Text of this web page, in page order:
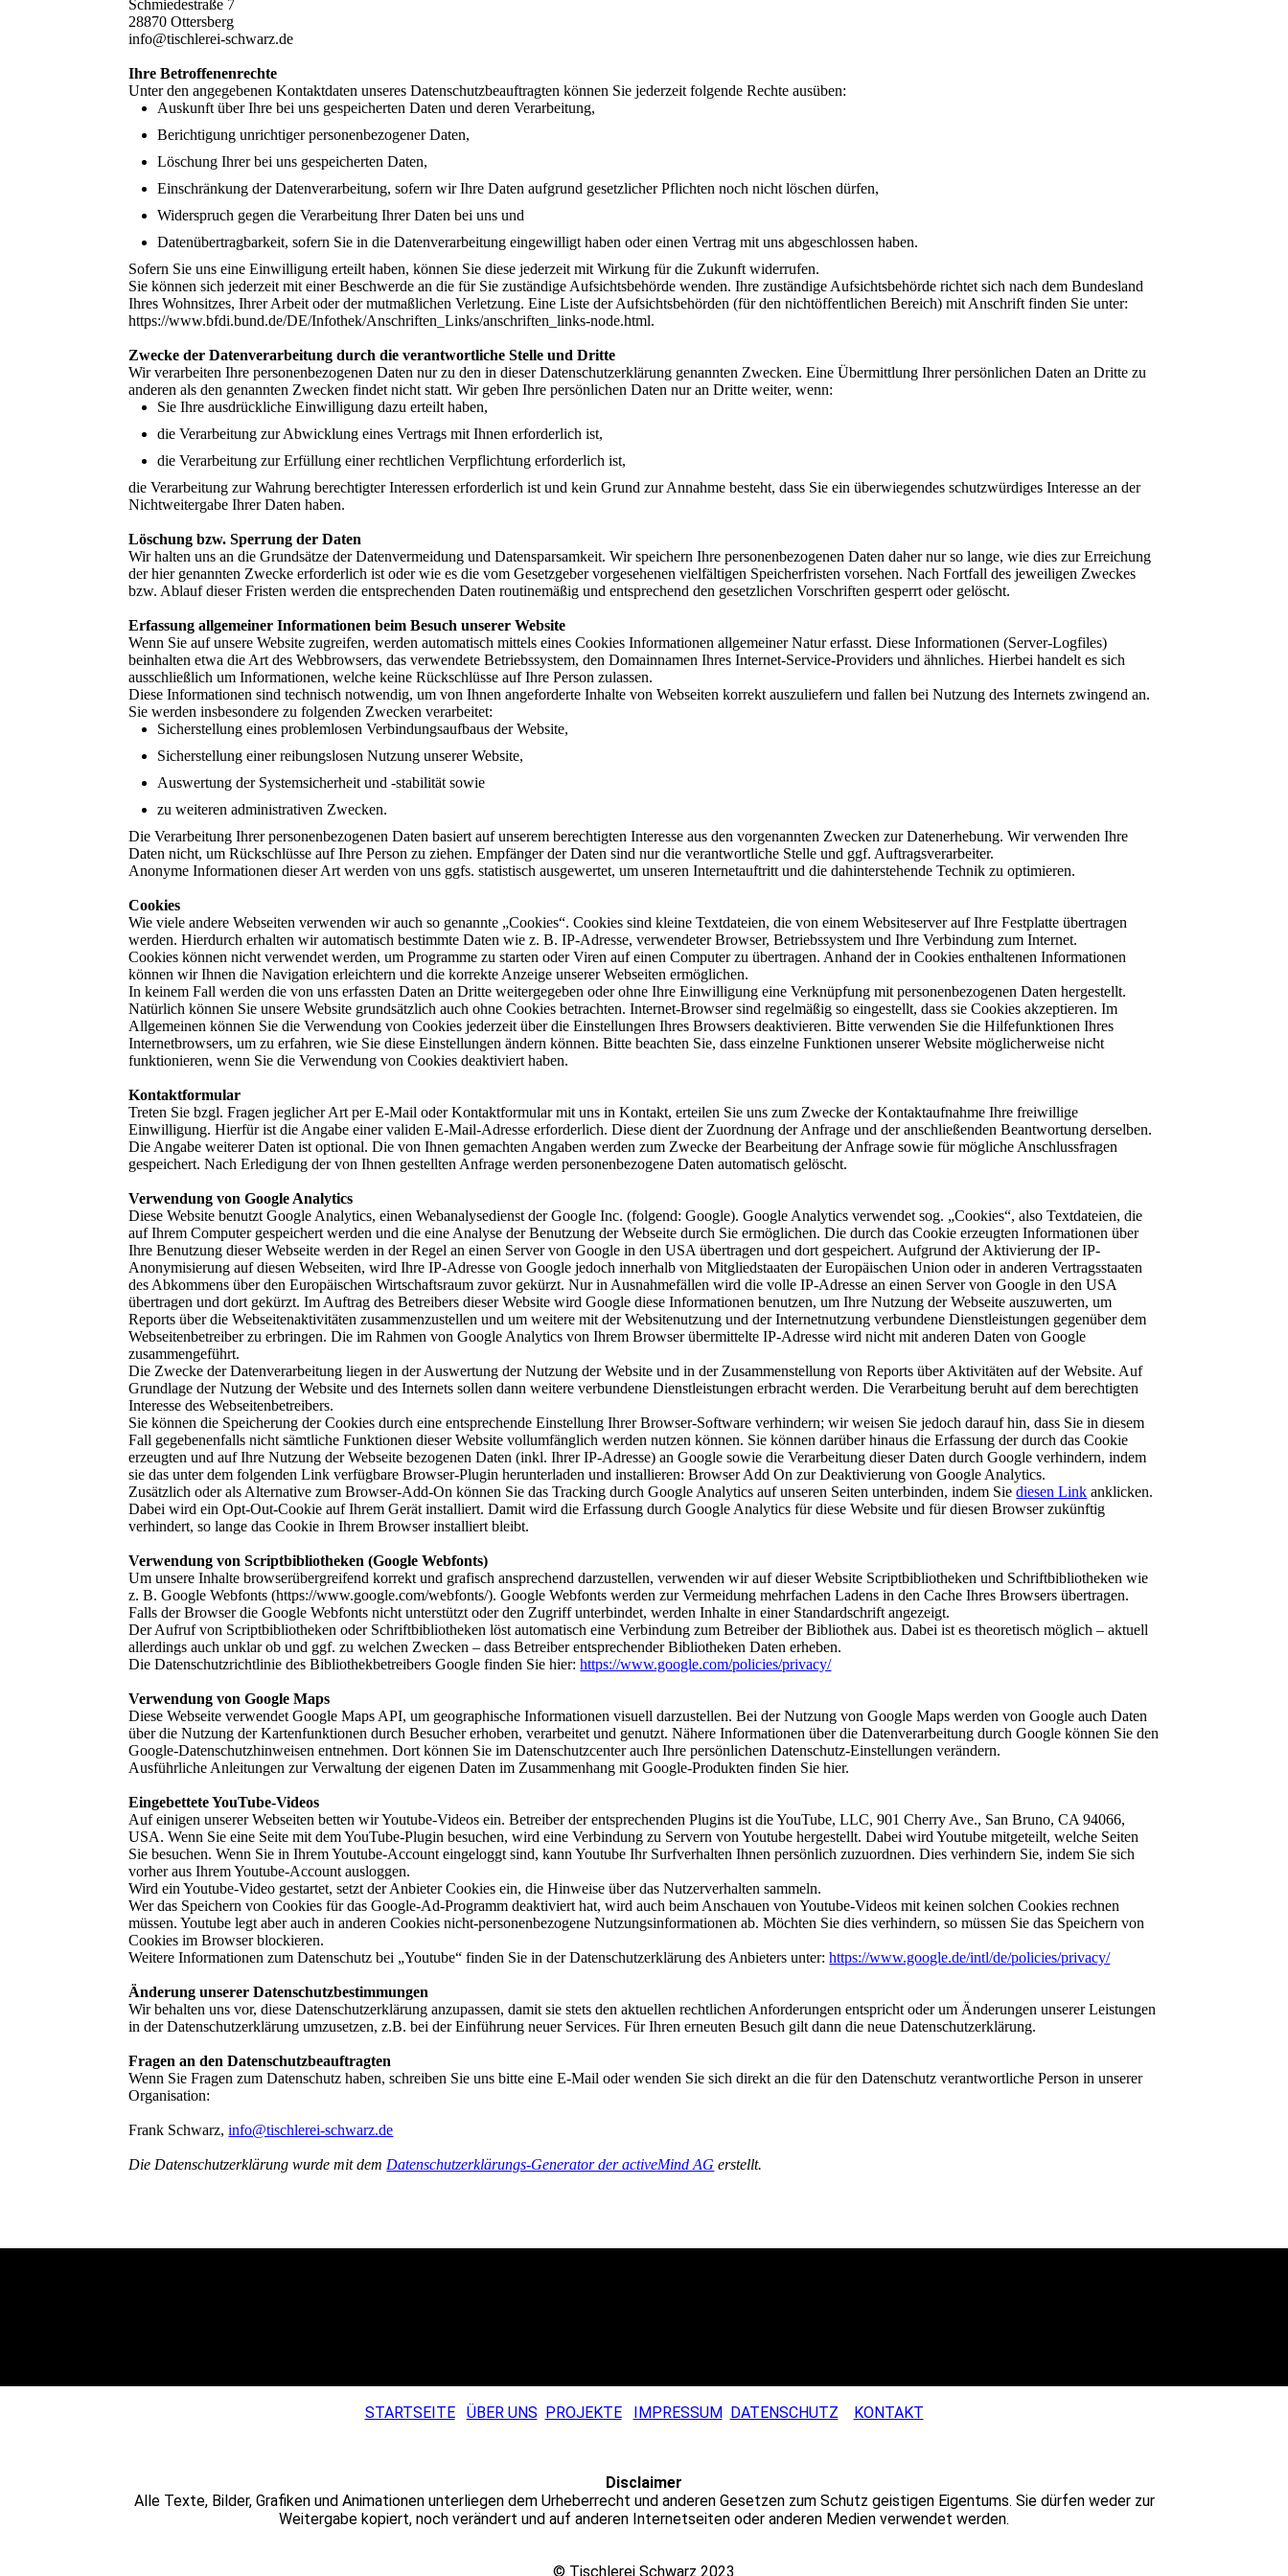
Schmiedestraße 7
28870 Ottersberg
info@tischlerei-schwarz.de
Ihre Betroffenenrechte
Unter den angegebenen Kontaktdaten unseres Datenschutzbeauftragten können Sie jederzeit folgende Rechte ausüben:
Auskunft über Ihre bei uns gespeicherten Daten und deren Verarbeitung,
Berichtigung unrichtiger personenbezogener Daten,
Löschung Ihrer bei uns gespeicherten Daten,
Einschränkung der Datenverarbeitung, sofern wir Ihre Daten aufgrund gesetzlicher Pflichten noch nicht löschen dürfen,
Widerspruch gegen die Verarbeitung Ihrer Daten bei uns und
Datenübertragbarkeit, sofern Sie in die Datenverarbeitung eingewilligt haben oder einen Vertrag mit uns abgeschlossen haben.
Sofern Sie uns eine Einwilligung erteilt haben, können Sie diese jederzeit mit Wirkung für die Zukunft widerrufen.
Sie können sich jederzeit mit einer Beschwerde an die für Sie zuständige Aufsichtsbehörde wenden. Ihre zuständige Aufsichtsbehörde richtet sich nach dem Bundesland
Ihres Wohnsitzes, Ihrer Arbeit oder der mutmaßlichen Verletzung. Eine Liste der Aufsichtsbehörden (für den nichtöffentlichen Bereich) mit Anschrift finden Sie unter:
https://www.bfdi.bund.de/DE/Infothek/Anschriften_Links/anschriften_links-node.html.
Zwecke der Datenverarbeitung durch die verantwortliche Stelle und Dritte
Wir verarbeiten Ihre personenbezogenen Daten nur zu den in dieser Datenschutzerklärung genannten Zwecken. Eine Übermittlung Ihrer persönlichen Daten an Dritte zu
anderen als den genannten Zwecken findet nicht statt. Wir geben Ihre persönlichen Daten nur an Dritte weiter, wenn:
Sie Ihre ausdrückliche Einwilligung dazu erteilt haben,
die Verarbeitung zur Abwicklung eines Vertrags mit Ihnen erforderlich ist,
die Verarbeitung zur Erfüllung einer rechtlichen Verpflichtung erforderlich ist,
die Verarbeitung zur Wahrung berechtigter Interessen erforderlich ist und kein Grund zur Annahme besteht, dass Sie ein überwiegendes schutzwürdiges Interesse an der
Nichtweitergabe Ihrer Daten haben.
Löschung bzw. Sperrung der Daten
Wir halten uns an die Grundsätze der Datenvermeidung und Datensparsamkeit. Wir speichern Ihre personenbezogenen Daten daher nur so lange, wie dies zur Erreichung
der hier genannten Zwecke erforderlich ist oder wie es die vom Gesetzgeber vorgesehenen vielfältigen Speicherfristen vorsehen. Nach Fortfall des jeweiligen Zweckes
bzw. Ablauf dieser Fristen werden die entsprechenden Daten routinemäßig und entsprechend den gesetzlichen Vorschriften gesperrt oder gelöscht.
Erfassung allgemeiner Informationen beim Besuch unserer Website
Wenn Sie auf unsere Website zugreifen, werden automatisch mittels eines Cookies Informationen allgemeiner Natur erfasst. Diese Informationen (Server-Logfiles)
beinhalten etwa die Art des Webbrowsers, das verwendete Betriebssystem, den Domainnamen Ihres Internet-Service-Providers und ähnliches. Hierbei handelt es sich
ausschließlich um Informationen, welche keine Rückschlüsse auf Ihre Person zulassen.
Diese Informationen sind technisch notwendig, um von Ihnen angeforderte Inhalte von Webseiten korrekt auszuliefern und fallen bei Nutzung des Internets zwingend an.
Sie werden insbesondere zu folgenden Zwecken verarbeitet:
Sicherstellung eines problemlosen Verbindungsaufbaus der Website,
Sicherstellung einer reibungslosen Nutzung unserer Website,
Auswertung der Systemsicherheit und -stabilität sowie
zu weiteren administrativen Zwecken.
Die Verarbeitung Ihrer personenbezogenen Daten basiert auf unserem berechtigten Interesse aus den vorgenannten Zwecken zur Datenerhebung. Wir verwenden Ihre
Daten nicht, um Rückschlüsse auf Ihre Person zu ziehen. Empfänger der Daten sind nur die verantwortliche Stelle und ggf. Auftragsverarbeiter.
Anonyme Informationen dieser Art werden von uns ggfs. statistisch ausgewertet, um unseren Internetauftritt und die dahinterstehende Technik zu optimieren.
Cookies
Wie viele andere Webseiten verwenden wir auch so genannte „Cookies“. Cookies sind kleine Textdateien, die von einem Websiteserver auf Ihre Festplatte übertragen
werden. Hierdurch erhalten wir automatisch bestimmte Daten wie z. B. IP-Adresse, verwendeter Browser, Betriebssystem und Ihre Verbindung zum Internet.
Cookies können nicht verwendet werden, um Programme zu starten oder Viren auf einen Computer zu übertragen. Anhand der in Cookies enthaltenen Informationen
können wir Ihnen die Navigation erleichtern und die korrekte Anzeige unserer Webseiten ermöglichen.
In keinem Fall werden die von uns erfassten Daten an Dritte weitergegeben oder ohne Ihre Einwilligung eine Verknüpfung mit personenbezogenen Daten hergestellt.
Natürlich können Sie unsere Website grundsätzlich auch ohne Cookies betrachten. Internet-Browser sind regelmäßig so eingestellt, dass sie Cookies akzeptieren. Im
Allgemeinen können Sie die Verwendung von Cookies jederzeit über die Einstellungen Ihres Browsers deaktivieren. Bitte verwenden Sie die Hilfefunktionen Ihres
Internetbrowsers, um zu erfahren, wie Sie diese Einstellungen ändern können. Bitte beachten Sie, dass einzelne Funktionen unserer Website möglicherweise nicht
funktionieren, wenn Sie die Verwendung von Cookies deaktiviert haben.
Kontaktformular
Treten Sie bzgl. Fragen jeglicher Art per E-Mail oder Kontaktformular mit uns in Kontakt, erteilen Sie uns zum Zwecke der Kontaktaufnahme Ihre freiwillige
Einwilligung. Hierfür ist die Angabe einer validen E-Mail-Adresse erforderlich. Diese dient der Zuordnung der Anfrage und der anschließenden Beantwortung derselben.
Die Angabe weiterer Daten ist optional. Die von Ihnen gemachten Angaben werden zum Zwecke der Bearbeitung der Anfrage sowie für mögliche Anschlussfragen
gespeichert. Nach Erledigung der von Ihnen gestellten Anfrage werden personenbezogene Daten automatisch gelöscht.
Verwendung von Google Analytics
Diese Website benutzt Google Analytics, einen Webanalysedienst der Google Inc. (folgend: Google). Google Analytics verwendet sog. „Cookies“, also Textdateien, die
auf Ihrem Computer gespeichert werden und die eine Analyse der Benutzung der Webseite durch Sie ermöglichen. Die durch das Cookie erzeugten Informationen über
Ihre Benutzung dieser Webseite werden in der Regel an einen Server von Google in den USA übertragen und dort gespeichert. Aufgrund der Aktivierung der IP-
Anonymisierung auf diesen Webseiten, wird Ihre IP-Adresse von Google jedoch innerhalb von Mitgliedstaaten der Europäischen Union oder in anderen Vertragsstaaten
des Abkommens über den Europäischen Wirtschaftsraum zuvor gekürzt. Nur in Ausnahmefällen wird die volle IP-Adresse an einen Server von Google in den USA
übertragen und dort gekürzt. Im Auftrag des Betreibers dieser Website wird Google diese Informationen benutzen, um Ihre Nutzung der Webseite auszuwerten, um
Reports über die Webseitenaktivitäten zusammenzustellen und um weitere mit der Websitenutzung und der Internetnutzung verbundene Dienstleistungen gegenüber dem
Webseitenbetreiber zu erbringen. Die im Rahmen von Google Analytics von Ihrem Browser übermittelte IP-Adresse wird nicht mit anderen Daten von Google
zusammengeführt.
Die Zwecke der Datenverarbeitung liegen in der Auswertung der Nutzung der Website und in der Zusammenstellung von Reports über Aktivitäten auf der Website. Auf
Grundlage der Nutzung der Website und des Internets sollen dann weitere verbundene Dienstleistungen erbracht werden. Die Verarbeitung beruht auf dem berechtigten
Interesse des Webseitenbetreibers.
Sie können die Speicherung der Cookies durch eine entsprechende Einstellung Ihrer Browser-Software verhindern; wir weisen Sie jedoch darauf hin, dass Sie in diesem
Fall gegebenenfalls nicht sämtliche Funktionen dieser Website vollumfänglich werden nutzen können. Sie können darüber hinaus die Erfassung der durch das Cookie
erzeugten und auf Ihre Nutzung der Webseite bezogenen Daten (inkl. Ihrer IP-Adresse) an Google sowie die Verarbeitung dieser Daten durch Google verhindern, indem
sie das unter dem folgenden Link verfügbare Browser-Plugin herunterladen und installieren: Browser Add On zur Deaktivierung von Google Analytics.
Zusätzlich oder als Alternative zum Browser-Add-On können Sie das Tracking durch Google Analytics auf unseren Seiten unterbinden, indem Siediesen Link anklicken.
Dabei wird ein Opt-Out-Cookie auf Ihrem Gerät installiert. Damit wird die Erfassung durch Google Analytics für diese Website und für diesen Browser zukünftig
verhindert, so lange das Cookie in Ihrem Browser installiert bleibt.
Verwendung von Scriptbibliotheken (Google Webfonts)
Um unsere Inhalte browserübergreifend korrekt und grafisch ansprechend darzustellen, verwenden wir auf dieser Website Scriptbibliotheken und Schriftbibliotheken wie
z. B. Google Webfonts (https://www.google.com/webfonts/). Google Webfonts werden zur Vermeidung mehrfachen Ladens in den Cache Ihres Browsers übertragen.
Falls der Browser die Google Webfonts nicht unterstützt oder den Zugriff unterbindet, werden Inhalte in einer Standardschrift angezeigt.
Der Aufruf von Scriptbibliotheken oder Schriftbibliotheken löst automatisch eine Verbindung zum Betreiber der Bibliothek aus. Dabei ist es theoretisch möglich – aktuell
allerdings auch unklar ob und ggf. zu welchen Zwecken – dass Betreiber entsprechender Bibliotheken Daten erheben.
Die Datenschutzrichtlinie des Bibliothekbetreibers Google finden Sie hier:https://www.google.com/policies/privacy/
Verwendung von Google Maps
Diese Webseite verwendet Google Maps API, um geographische Informationen visuell darzustellen. Bei der Nutzung von Google Maps werden von Google auch Daten
über die Nutzung der Kartenfunktionen durch Besucher erhoben, verarbeitet und genutzt. Nähere Informationen über die Datenverarbeitung durch Google können Sie den
Google-Datenschutzhinweisen entnehmen. Dort können Sie im Datenschutzcenter auch Ihre persönlichen Datenschutz-Einstellungen verändern.
Ausführliche Anleitungen zur Verwaltung der eigenen Daten im Zusammenhang mit Google-Produkten finden Sie hier.
Eingebettete YouTube-Videos
Auf einigen unserer Webseiten betten wir Youtube-Videos ein. Betreiber der entsprechenden Plugins ist die YouTube, LLC, 901 Cherry Ave., San Bruno, CA 94066,
USA. Wenn Sie eine Seite mit dem YouTube-Plugin besuchen, wird eine Verbindung zu Servern von Youtube hergestellt. Dabei wird Youtube mitgeteilt, welche Seiten
Sie besuchen. Wenn Sie in Ihrem Youtube-Account eingeloggt sind, kann Youtube Ihr Surfverhalten Ihnen persönlich zuzuordnen. Dies verhindern Sie, indem Sie sich
vorher aus Ihrem Youtube-Account ausloggen.
Wird ein Youtube-Video gestartet, setzt der Anbieter Cookies ein, die Hinweise über das Nutzerverhalten sammeln.
Wer das Speichern von Cookies für das Google-Ad-Programm deaktiviert hat, wird auch beim Anschauen von Youtube-Videos mit keinen solchen Cookies rechnen
müssen. Youtube legt aber auch in anderen Cookies nicht-personenbezogene Nutzungsinformationen ab. Möchten Sie dies verhindern, so müssen Sie das Speichern von
Cookies im Browser blockieren.
Weitere Informationen zum Datenschutz bei „Youtube“ finden Sie in der Datenschutzerklärung des Anbieters unter:https://www.google.de/intl/de/policies/privacy/
Änderung unserer Datenschutzbestimmungen
Wir behalten uns vor, diese Datenschutzerklärung anzupassen, damit sie stets den aktuellen rechtlichen Anforderungen entspricht oder um Änderungen unserer Leistungen
in der Datenschutzerklärung umzusetzen, z.B. bei der Einführung neuer Services. Für Ihren erneuten Besuch gilt dann die neue Datenschutzerklärung.
Fragen an den Datenschutzbeauftragten
Wenn Sie Fragen zum Datenschutz haben, schreiben Sie uns bitte eine E-Mail oder wenden Sie sich direkt an die für den Datenschutz verantwortliche Person in unserer
Organisation:
Frank Schwarz,info@tischlerei-schwarz.de
Die Datenschutzerklärung wurde mit dem Datenschutzerklärungs-Generator der activeMind AG erstellt.
STARTSEITE ÜBER UNS PROJEKTE IMPRESSUM DATENSCHUTZ KONTAKT
Disclaimer
Alle Texte, Bilder, Grafiken und Animationen unterliegen dem Urheberrecht und anderen Gesetzen zum Schutz geistigen Eigentums. Sie dürfen weder zur
Weitergabe kopiert, noch verändert und auf anderen Internetseiten oder anderen Medien verwendet werden.
© Tischlerei Schwarz 2023